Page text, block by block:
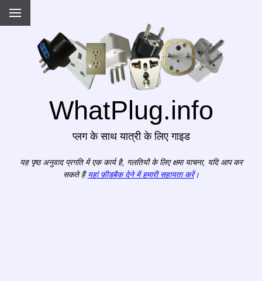
WhatPlug.info
प्लग के साथ यात्री के लिए गाइड
यह पृष्ठ अनुवाद प्रगति में एक कार्य है, गलतियों के लिए क्षमा याचना, यदि आप कर
सकते हैं यहां फ़ीडबैक देने में हमारी सहायता करें।